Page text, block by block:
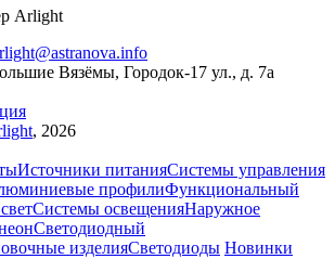
Arlight
Вязёмы, Городок-17 ул., д. 7а
, 2026
Источники питанияСистемы управления
профилиФункциональный
Системы освещенияНаружное
Светодиодный
изделияСветодиоды Новинки